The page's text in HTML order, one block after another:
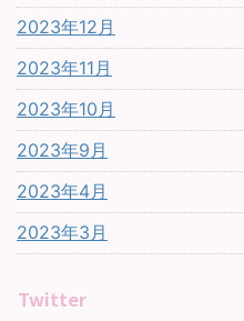
2023年12月
2023年11月
2023年10月
2023年9月
2023年4月
2023年3月
Twitter